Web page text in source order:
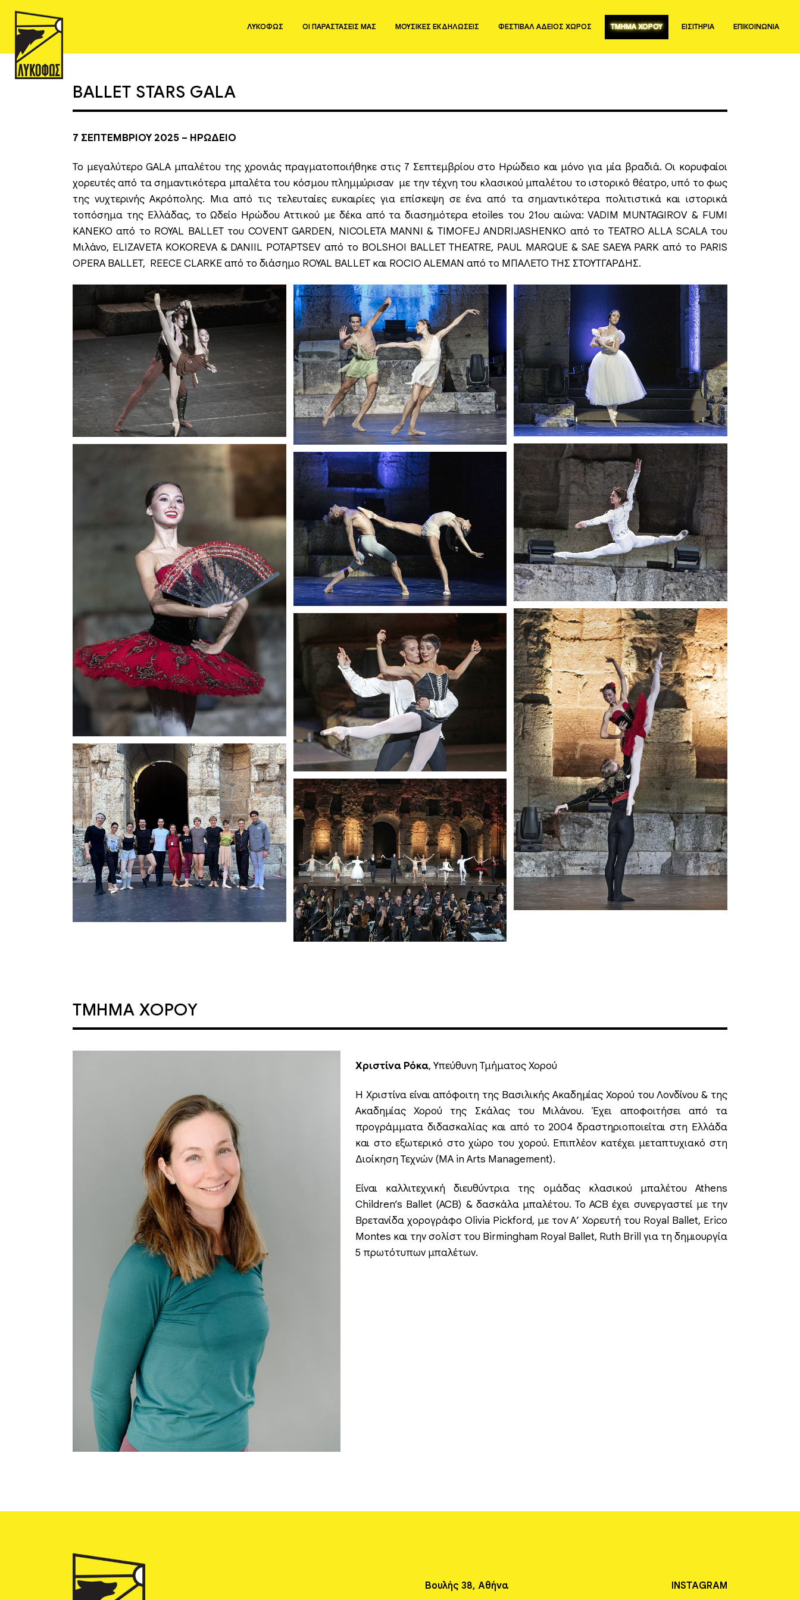
ΛΥΚΟΦΩΣ ΟΙ ΠΑΡΑΣΤΑΣΕΙΣ ΜΑΣ ΜΟΥΣΙΚΕΣ ΕΚΔΗΛΩΣΕΙΣ ΦΕΣΤΙΒΑΛ ΑΔΕΙΟΣ ΧΩΡΟΣ ΤΜΗΜΑ ΧΟΡΟΥ ΕΙΣΙΤΗΡΙΑ ΕΠΙΚΟΙΝΩΝΙΑ
BALLET STARS GALA
7 ΣΕΠΤΕΜΒΡΙΟΥ 2025 – ΗΡΩΔΕΙΟ
Το μεγαλύτερο GALA μπαλέτου της χρονιάς πραγματοποιήθηκε στις 7 Σεπτεμβρίου στο Ηρώδειο και μόνο για μία βραδιά. Οι κορυφαίοι
χορευτές από τα σημαντικότερα μπαλέτα του κόσμου πλημμύρισαν με την τέχνη του κλασικού μπαλέτου το ιστορικό θέατρο, υπό το φως
της νυχτερινής Ακρόπολης. Μια από τις τελευταίες ευκαιρίες για επίσκεψη σε ένα από τα σημαντικότερα πολιτιστικά και ιστορικά
τοπόσημα της Ελλάδας, το Ωδείο Ηρώδου Αττικού με δέκα από τα διασημότερα etoiles του 21ου αιώνα: VADIM MUNTAGIROV & FUMI
KANEKO από το ROYAL BALLET του COVENT GARDEN, NICOLETA MANNI & TIMOFEJ ANDRIJASHENKO από το TEATRO ALLA SCALA του
Μιλάνο, ELIZAVETA KOKOREVA & DANIIL POTAPTSEV από το BOLSHOI BALLET THEATRE, PAUL MARQUE & SAE SAEYA PARK από το PARIS
OPERA BALLET, REECE CLARKE από το διάσημο ROYAL BALLET και ROCIO ALEMAN από το ΜΠΑΛΕΤΟ ΤΗΣ ΣΤΟΥΤΓΑΡΔΗΣ.
ΤΜΗΜΑ ΧΟΡΟΥ
Χριστίνα Ρόκα, Υπεύθυνη Τμήματος Χορού
Η Χριστίνα είναι απόφοιτη της Βασιλικής Ακαδημίας Χορού του Λονδίνου & της
Ακαδημίας Χορού της Σκάλας του Μιλάνου. Έχει αποφοιτήσει από τα
προγράμματα διδασκαλίας και από το 2004 δραστηριοποιείται στη Ελλάδα
και στο εξωτερικό στο χώρο του χορού. Επιπλέον κατέχει μεταπτυχιακό στη
Διοίκηση Τεχνών (MA in Arts Management).
Είναι καλλιτεχνική διευθύντρια της ομάδας κλασικού μπαλέτου Athens
Children’s Ballet (ACB) & δασκάλα μπαλέτου. Το ACB έχει συνεργαστεί με την
Βρετανίδα χορογράφο Olivia Pickford, με τον Α’ Χορευτή του Royal Ballet, Erico
Montes και την σολίστ του Birmingham Royal Ballet, Ruth Brill για τη δημιουργία
5 πρωτότυπων μπαλέτων.
Βουλής 38, Αθήνα INSTAGRAM